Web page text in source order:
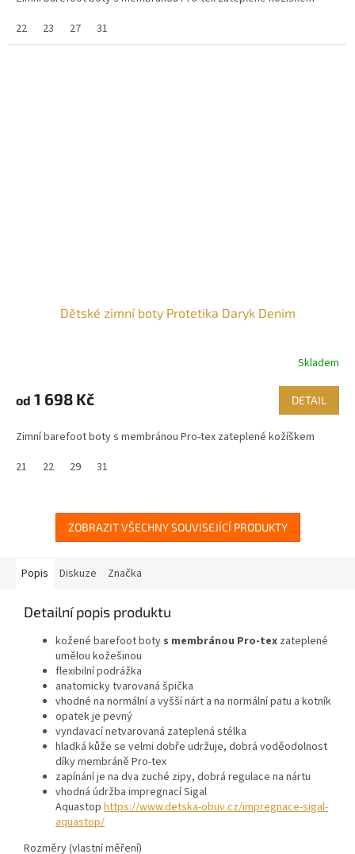
22
23 27 31
Dětské zimní boty Protetika Daryk Denim
Skladem
od 1 698 Kč DETAIL
Zimní barefoot boty s membránou Pro-tex zateplené kožíškem
21
22 29 31
ZOBRAZIT VŠECHNY SOUVISEJÍCÍ PRODUKTY
Popis Diskuze Značka
Detailní popis produktu
kožené barefoot boty s membránou Pro-tex zateplené
umělou kožešinou
flexibilní podrážka
anatomicky tvarovaná špička
vhodné na normální a vyšší nárt a na normální patu a kotník
opatek je pevný
vyndavací netvarovaná zateplená stélka
hladká kůže se velmi dobře udržuje, dobrá voděodolnost
díky membráně Pro-tex
zapínání je na dva zuché zipy, dobrá regulace na nártu
vhodná údržba impregnací Sigal
Aquastop https://www.detska-obuv.cz/impregnace-sigal-
aquastop/
Rozměry (vlastní měření)